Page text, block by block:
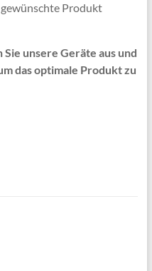
Produkt
unsere Geräte aus und
das optimale Produkt zu